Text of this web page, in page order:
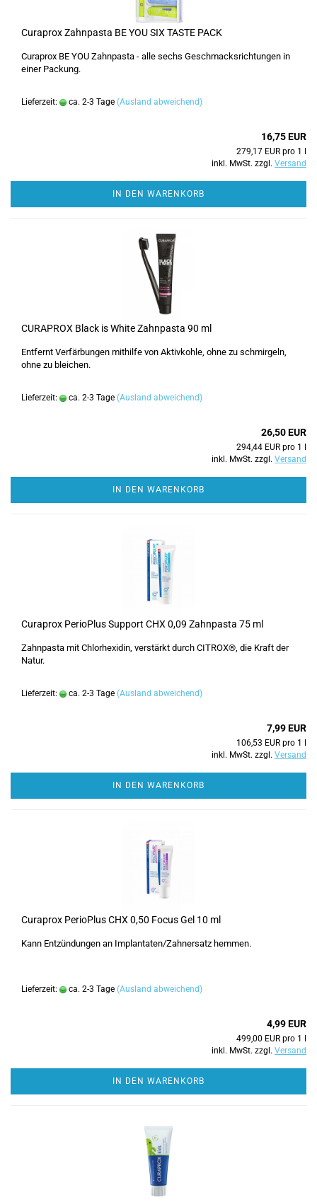
Curaprox Zahnpasta BE YOU SIX TASTE PACK
Curaprox BE YOU Zahnpasta - alle sechs Geschmacksrichtungen in
einer Packung.
Lieferzeit: ca. 2-3 Tage (Ausland abweichend)
16,75 EUR
279,17 EUR pro 1 l
inkl. MwSt. zzgl. Versand
IN DEN WARENKORB
CURAPROX Black is White Zahnpasta 90 ml
Entfernt Verfärbungen mithilfe von Aktivkohle, ohne zu schmirgeln,
ohne zu bleichen.
Lieferzeit: ca. 2-3 Tage (Ausland abweichend)
26,50 EUR
294,44 EUR pro 1 l
inkl. MwSt. zzgl. Versand
IN DEN WARENKORB
Curaprox PerioPlus Support CHX 0,09 Zahnpasta 75 ml
Zahnpasta mit Chlorhexidin, verstärkt durch CITROX®, die Kraft der
Natur.
Lieferzeit: ca. 2-3 Tage (Ausland abweichend)
7,99 EUR
106,53 EUR pro 1 l
inkl. MwSt. zzgl. Versand
IN DEN WARENKORB
Curaprox PerioPlus CHX 0,50 Focus Gel 10 ml
Kann Entzündungen an Implantaten/Zahnersatz hemmen.
Lieferzeit: ca. 2-3 Tage (Ausland abweichend)
4,99 EUR
499,00 EUR pro 1 l
inkl. MwSt. zzgl. Versand
IN DEN WARENKORB